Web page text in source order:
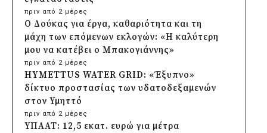
πριν από 2 μέρες
Ο Δούκας για έργα, καθαριότητα και τη
μάχη των επόμενων εκλογών: «Η καλύτερη
μου να κατέβει ο Μπακογιάννης»
πριν από 2 μέρες
HYMETTUS WATER GRID: «Έξυπνο»
δίκτυο προστασίας των υδατοδεξαμενών
στον Υμηττό
πριν από 2 μέρες
ΥΠΑΑΤ: 12,5 εκατ. ευρώ για μέτρα